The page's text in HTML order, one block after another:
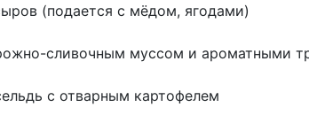
(подается с мёдом, ягодами)
сливочным муссом и ароматными
с отварным картофелем